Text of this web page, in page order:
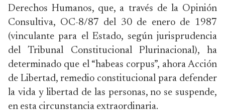
Derechos Humanos, que, a través de la Opinión
Consultiva, OC-8/87 del 30 de enero de 1987
(vinculante para el Estado, según jurisprudencia
del Tribunal Constitucional Plurinacional), ha
determinado que el “habeas corpus”, ahora Acción
de Libertad, remedio constitucional para defender
la vida y libertad de las personas, no se suspende,
en esta circunstancia extraordinaria.